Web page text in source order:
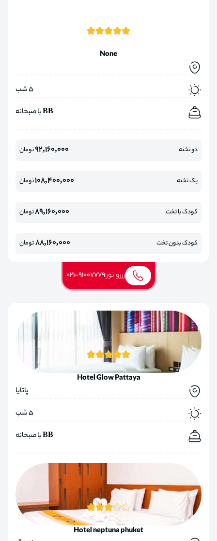
None
5 شب
BB با صبحانه
دو تخته 92,160,000تومان
یک تخته 108,400,000تومان
کودک با تخت 89,160,000تومان
کودک بدون تخت 88,160,000تومان
رزرو تور:021-91007779
Hotel Glow Pattaya
پاتایا
5 شب
BB با صبحانه
Hotel neptuna phuket